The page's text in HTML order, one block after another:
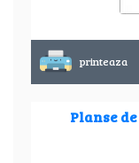
printeaza
Planse